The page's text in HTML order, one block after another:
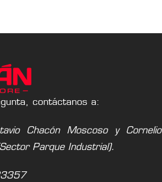
contáctanos a:
Chacón Moscoso y Cornelio
Parque Industrial).